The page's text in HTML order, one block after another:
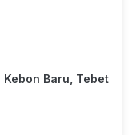
Baru, Tebet